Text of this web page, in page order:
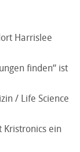
Harrislee
finden“ ist
/ Life Science
Kristronics ein